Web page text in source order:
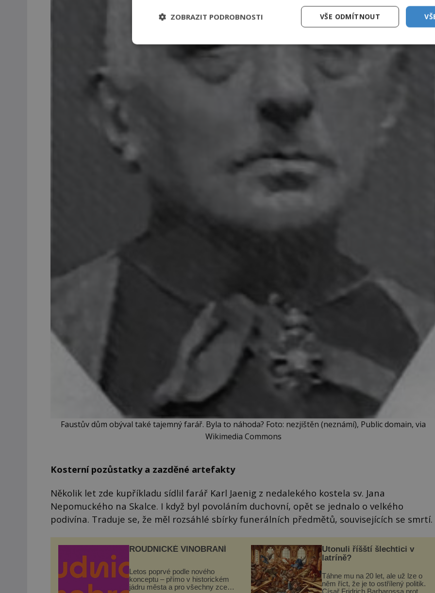
Faustův dům obýval také tajemný farář. Byla to náhoda? Foto: nezjištěn (neznámí), Public domain, via
Wikimedia Commons
Kosterní pozůstatky a zazděné artefakty
Několik let zde kupříkladu sídlil farář Karl Jaenig z nedalekého kostela sv. Jana
Nepomuckého na Skalce. I když byl povoláním duchovní, opět se jednalo o velkého
podivína. Traduje se, že měl rozsáhlé sbírky funerálních předmětů, souvisejících se smrtí.
ROUDNICKÉ VINOBRANÍ
Letos poprvé podle nového
konceptu – přímo v historickém
jádru města a pro všechny zcela
Utonuli říšští šlechtici v
latríně?
Táhne mu na 20 let, ale už lze o
něm říct, že je to ostřílený politik.
Císař Fridrich Barbarossa proto
VŠE ODMÍTNOUT
ZOBRAZIT PODROBNOSTI